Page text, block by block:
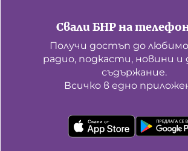
Свали БНР на
Получи достъп до
радио, подкасти, новини и
съдържание.
Всичко в едно